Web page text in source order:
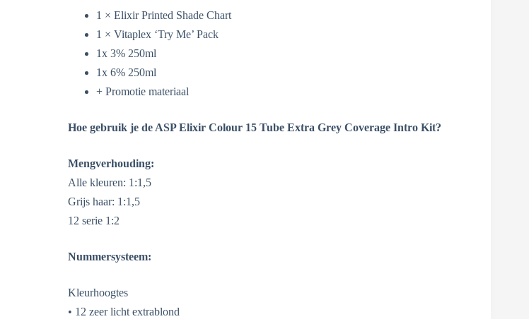
1 × Elixir Printed Shade Chart
1 × Vitaplex ‘Try Me’ Pack
1x 3% 250ml
1x 6% 250ml
+ Promotie materiaal
Hoe gebruik je de ASP Elixir Colour 15 Tube Extra Grey Coverage Intro Kit?
Mengverhouding:
Alle kleuren: 1:1,5
Grijs haar: 1:1,5
12 serie 1:2
Nummersysteem:
Kleurhoogtes
• 12 zeer licht extrablond